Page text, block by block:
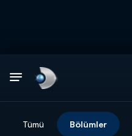
Tümü Bölümler